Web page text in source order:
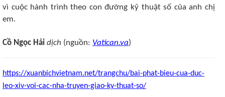
vì cuộc hành trình theo con đường kỹ thuật số của anh chị
em.
Cồ Ngọc Hải dịch (nguồn: Vatican.va)
https://xuanbichvietnam.net/trangchu/bai-phat-bieu-cua-duc-
leo-xiv-voi-cac-nha-truyen-giao-ky-thuat-so/